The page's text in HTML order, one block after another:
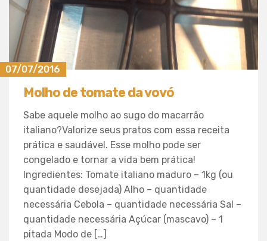
07/07/2016
Molho de tomate da vovó
Sabe aquele molho ao sugo do macarrão
italiano?Valorize seus pratos com essa receita
prática e saudável. Esse molho pode ser
congelado e tornar a vida bem prática!
Ingredientes: Tomate italiano maduro – 1kg (ou
quantidade desejada) Alho – quantidade
necessária Cebola – quantidade necessária Sal –
quantidade necessária Açúcar (mascavo) – 1
pitada Modo de […]